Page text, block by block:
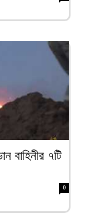
বাহিনীর ৭টি
0